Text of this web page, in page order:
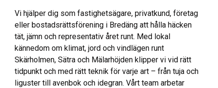
Vi hjälper dig som fastighetsägare, privatkund, företag
eller bostadsrättsförening i Bredäng att hålla häcken
tät, jämn och representativ året runt. Med lokal
kännedom om klimat, jord och vindlägen runt
Skärholmen, Sätra och Mälarhöjden klipper vi vid rätt
tidpunkt och med rätt teknik för varje art – från tuja och
liguster till avenbok och idegran. Vårt team arbetar